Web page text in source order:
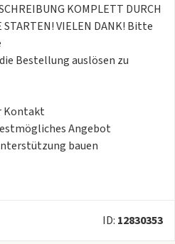
KOMPLETT DURCH
Kontakt
bauen
Sie können Laufzeiten
Weitere Jahresfahrleistungen
ID: 12830353